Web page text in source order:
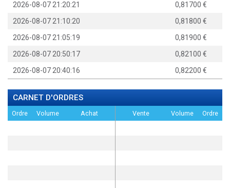
2026-08-07 21:20:21
0,81700
2026-08-07 21:10:20
0,81800
2026-08-07 21:05:19
0,81900
2026-08-07 20:50:17
0,82100
2026-08-07 20:40:16
0,82200
CARNET D'ORDRES
Ordre Volume Achat Vente Volume Ordre